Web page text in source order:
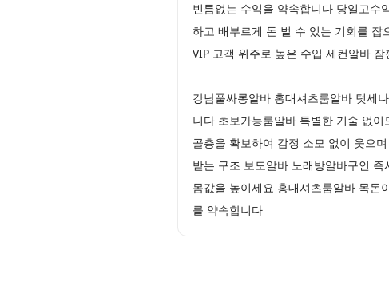
빈틈없는 수익을 약속합니다 당일고수
하고 배부르게 돈 벌 수 있는 기회를
VIP 고객 위주로 높은 수입 세컨알바
강남풀싸롱알바 홍대셔츠룸알바 텃세
니다 초보가능룸알바 특별한 기술 없
골층을 확보하여 감정 소모 없이 웃으
받는 구조 보도알바 노래방알바구인
몸값을 높이세요 홍대셔츠룸알바 목돈
를 약속합니다